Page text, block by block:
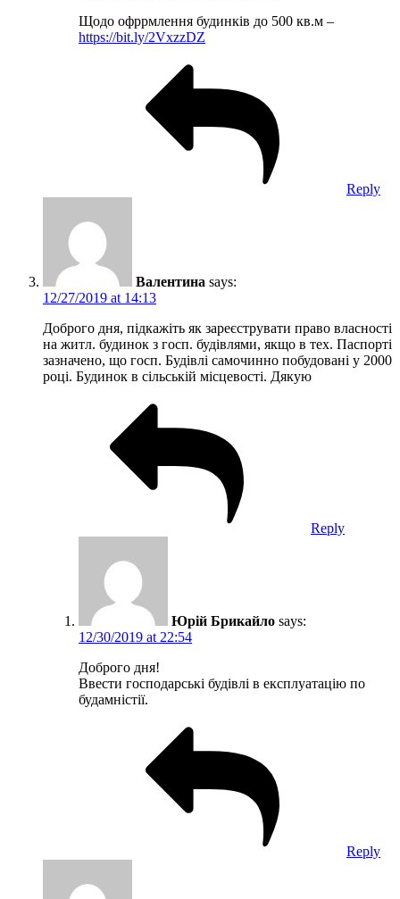
Щодо офррмлення будинків до 500 кв.м –
https://bit.ly/2VxzzDZ
Reply
Валентина says:
12/27/2019 at 14:13
Доброго дня, підкажіть як зареєструвати право власності
на житл. будинок з госп. будівлями, якщо в тех. Паспорті
зазначено, що госп. Будівлі самочинно побудовані у 2000
році. Будинок в сільській місцевості. Дякую
Reply
Юрій Брикайло says:
12/30/2019 at 22:54
Доброго дня!
Ввести господарські будівлі в експлуатацію по
будамністії.
Reply